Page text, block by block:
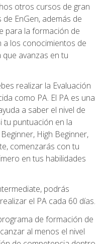
otros cursos de gran
EnGen, además de
para la formación de
a los conocimientos de
avanzas en tu
realizar la Evaluación
como PA. El PA es una
a saber el nivel de
tu puntuación en la
High Beginner,
comenzarás con tu
en tus habilidades
podrás
el PA cada 60 días.
de formación de
al menos el nivel